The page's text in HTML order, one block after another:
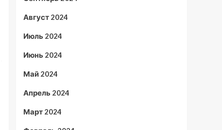
Август 2024
Июль 2024
Июнь 2024
Май 2024
Апрель 2024
Март 2024